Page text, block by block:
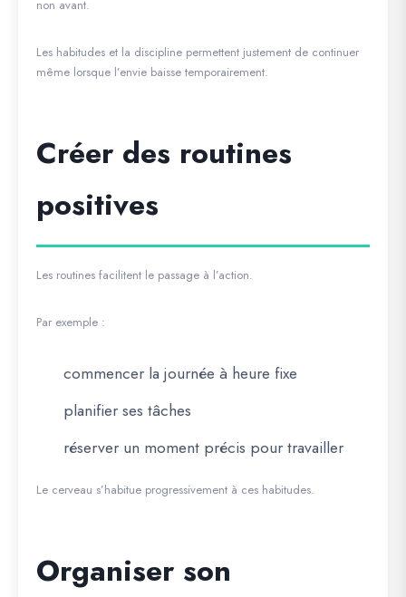
non avant.
Les habitudes et la discipline permettent justement de continuer
même lorsque l’envie baisse temporairement.
Créer des routines
positives
Les routines facilitent le passage à l’action.
Par exemple :
commencer la journée à heure fixe
planifier ses tâches
réserver un moment précis pour travailler
Le cerveau s’habitue progressivement à ces habitudes.
Organiser son